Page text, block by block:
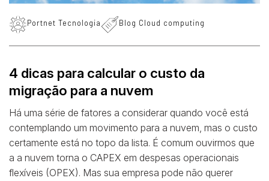
4 dicas para calcular o custo da
migração para a nuvem
Portnet Tecnologia Blog Cloud computing
Há uma série de fatores a considerar quando você está
contemplando um movimento para a nuvem, mas o custo
certamente está no topo da lista. É comum ouvirmos que
a a nuvem torna o CAPEX em despesas operacionais
flexíveis (OPEX). Mas sua empresa pode não querer